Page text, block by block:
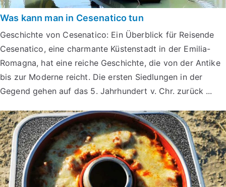
Was kann man in Cesenatico tun
Geschichte von Cesenatico: Ein Überblick für Reisende
Cesenatico, eine charmante Küstenstadt in der Emilia-
Romagna, hat eine reiche Geschichte, die von der Antike
bis zur Moderne reicht. Die ersten Siedlungen in der
Gegend gehen auf das 5. Jahrhundert v. Chr. zurück ...